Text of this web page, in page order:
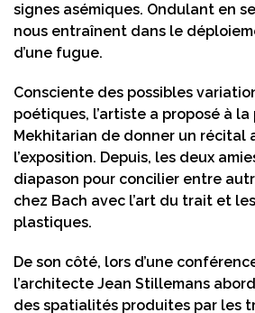
signes asémiques. Ondulant en
nous entraînent dans le
d’une fugue.
Consciente des possibles
poétiques, l’artiste a proposé à
Mekhitarian de donner un récital
l’exposition. Depuis, les deux
diapason pour concilier entre
chez Bach avec l’art du trait et
plastiques.
De son côté, lors d’une
l’architecte Jean Stillemans
des spatialités produites par les